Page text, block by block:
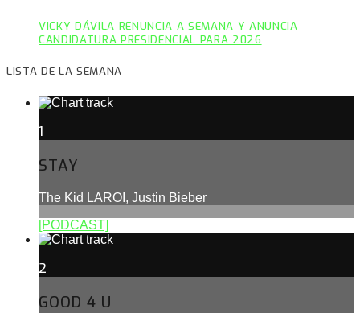
VICKY DÁVILA RENUNCIA A SEMANA Y ANUNCIA
CANDIDATURA PRESIDENCIAL PARA 2026
LISTA DE LA SEMANA
1
STAY
The Kid LAROI, Justin Bieber
[PODCAST]
2
GOOD 4 U